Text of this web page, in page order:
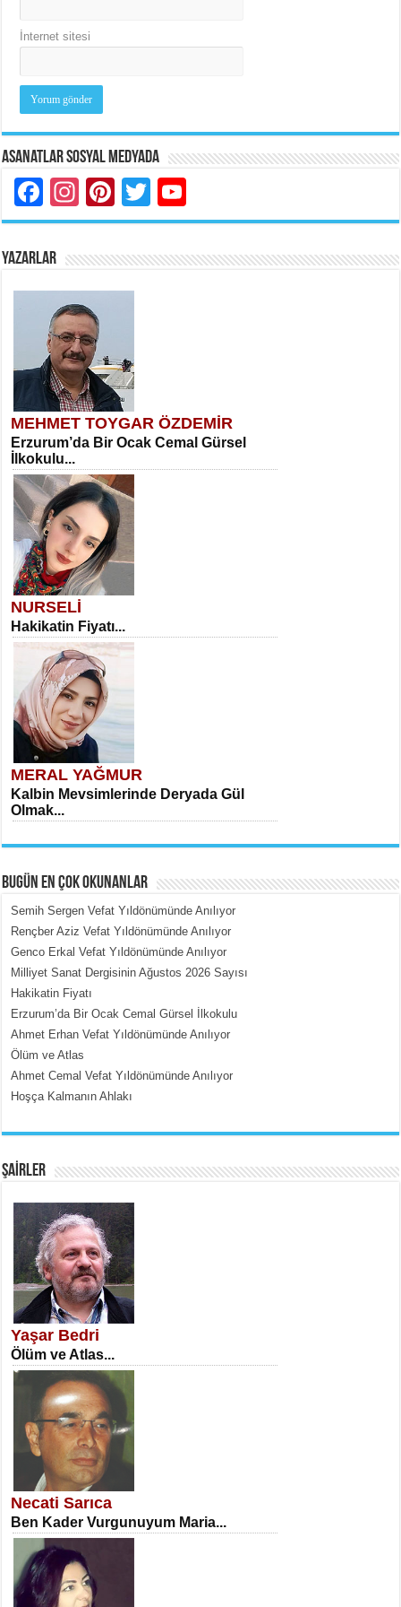
İnternet sitesi
Asanatlar Sosyal Medyada
Facebook
Instagram
Pinterest
Twitter
YAZARLAR
MEHMET TOYGAR ÖZDEMİR
Erzurum’da Bir Ocak Cemal Gürsel
İlkokulu...
NURSELİ
Hakikatin Fiyatı...
MERAL YAĞMUR
Kalbin Mevsimlerinde Deryada Gül
Olmak...
MEHMET ÇOBAN
İçerdeki Put Dışardaki Maskeler...
SATILMIŞ ÜMİT ÇETİNKAYA
Erkenlik...
NECLA DİLEK ARSLAN
Öğretmenler Günü Mahkemesi...
BUGÜN EN ÇOK OKUNANLAR
Semih Sergen Vefat Yıldönümünde Anılıyor
Rençber Aziz Vefat Yıldönümünde Anılıyor
Genco Erkal Vefat Yıldönümünde Anılıyor
Milliyet Sanat Dergisinin Ağustos 2026 Sayısı
Hakikatin Fiyatı
Erzurum’da Bir Ocak Cemal Gürsel İlkokulu
Ahmet Erhan Vefat Yıldönümünde Anılıyor
Ölüm ve Atlas
Ahmet Cemal Vefat Yıldönümünde Anılıyor
Hoşça Kalmanın Ahlakı
ŞAİRLER
Yaşar Bedri
Ölüm ve Atlas...
Necati Sarıca
Ben Kader Vurgunuyum Maria...